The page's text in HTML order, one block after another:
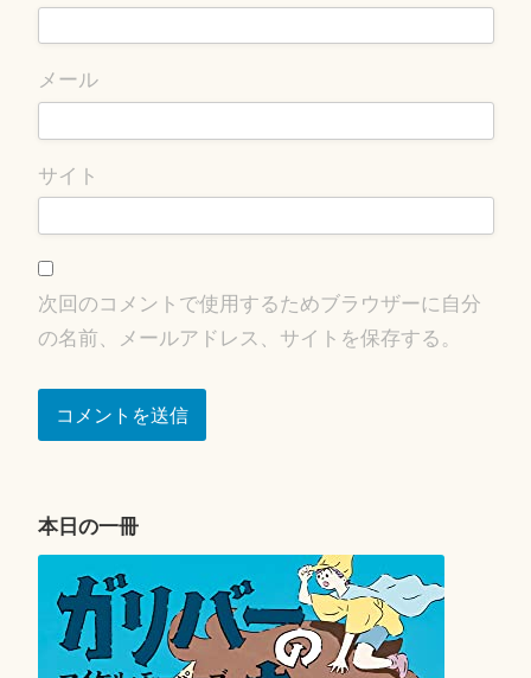
メール
サイト
次回のコメントで使用するためブラウザーに自分
の名前、メールアドレス、サイトを保存する。
本日の一冊